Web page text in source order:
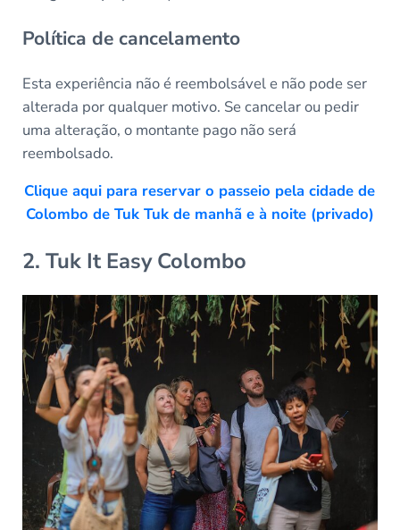
Política de cancelamento
Esta experiência não é reembolsável e não pode ser
alterada por qualquer motivo. Se cancelar ou pedir
uma alteração, o montante pago não será
reembolsado.
Clique aqui para reservar o passeio pela cidade de
Colombo de Tuk Tuk de manhã e à noite (privado)
2. Tuk It Easy Colombo